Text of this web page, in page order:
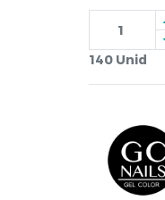
140 Unid